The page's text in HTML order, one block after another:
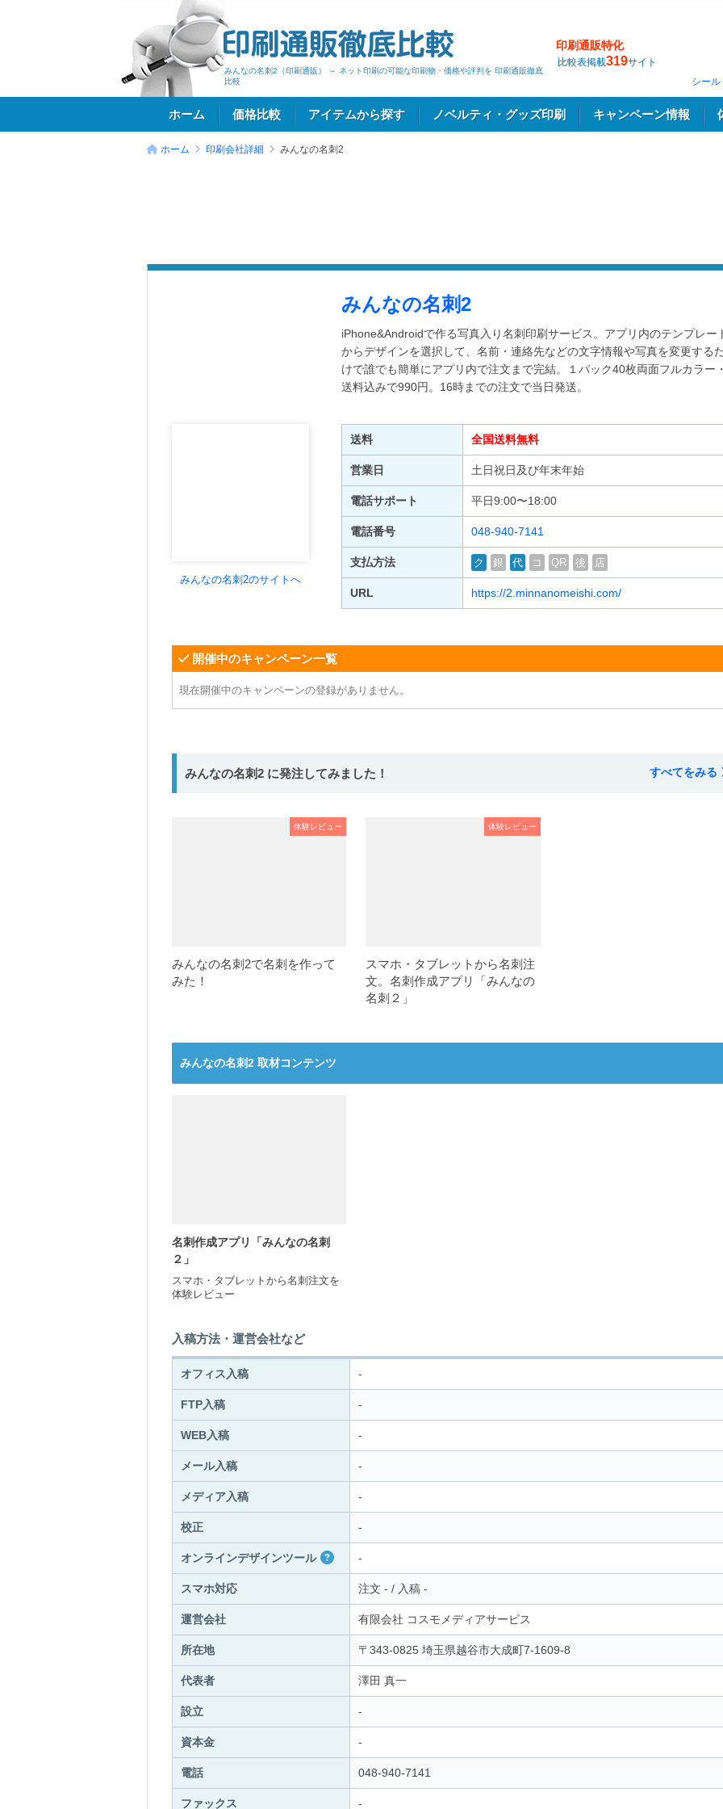
みんなの名刺2（印刷通販） ～ ネット印刷の可能な印刷物・価格や評判を 印刷通販徹底
比較
印刷通販特化
比較表掲載319サイト
シー
ホーム 価格比較 アイテムから探す ノベルティ・グッズ印刷 キャンペーン情報
ホーム 印刷会社詳細 みんなの名刺2
みんなの名刺2
iPhone&Androidで作る写真入り名刺印刷サービス。アプリ内のテンプレー
からデザインを選択して、名前・連絡先などの文字情報や写真を変更する
けで誰でも簡単にアプリ内で注文まで完結。１パック40枚両面フルカラー
送料込みで990円。16時までの注文で当日発送。
みんなの名刺2のサイトへ
送料 全国送料無料
営業日 土日祝日及び年末年始
電話サポート 平日9:00〜18:00
電話番号 048-940-7141
支払方法 ク 銀 代 コ QR 後 店
URL https://2.minnanomeishi.com/
開催中のキャンペーン一覧
現在開催中のキャンペーンの登録がありません。
みんなの名刺2 に発注してみました！ すべてをみる
体験レビュー
みんなの名刺2で名刺を作って
みた！
体験レビュー
スマホ・タブレットから名刺注
文。名刺作成アプリ「みんなの
名刺２」
みんなの名刺2 取材コンテンツ
名刺作成アプリ「みんなの名刺
２」
スマホ・タブレットから名刺注文を
体験レビュー
入稿方法・運営会社など
オフィス入稿 -
FTP入稿 -
WEB入稿 -
メール入稿 -
メディア入稿 -
校正 -
オンラインデザインツール -
スマホ対応 注文 - / 入稿 -
運営会社 有限会社 コスモメディアサービス
所在地 〒343-0825 埼玉県越谷市大成町7-1609-8
代表者 澤田 真一
設立 -
資本金 -
電話 048-940-7141
ファックス -